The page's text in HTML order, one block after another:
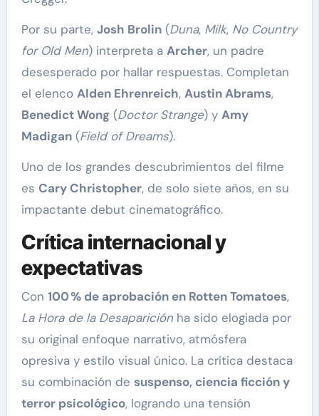
Por su parte, Josh Brolin(Duna, Milk, No Country
for Old Men) interpreta a Archer, un padre
desesperado por hallar respuestas. Completan
el elenco Alden Ehrenreich, Austin Abrams,
Benedict Wong(Doctor Strange) y Amy
Madigan(Field of Dreams).
Uno de los grandes descubrimientos del filme
es Cary Christopher, de solo siete años, en su
impactante debut cinematográfico.
Crítica internacional y
expectativas
Con 100 % de aprobación en Rotten Tomatoes,
La Hora de la Desapariciónha sido elogiada por
su original enfoque narrativo, atmósfera
opresiva y estilo visual único. La crítica destaca
su combinación de suspenso, ciencia ficción y
terror psicológico, logrando una tensión